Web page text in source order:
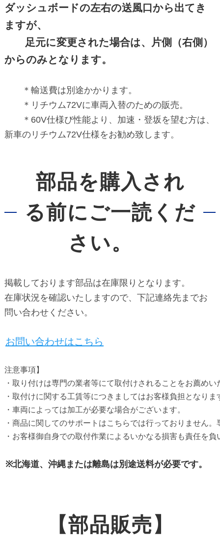
ダッシュボードの左右の送風口から出てき
ますが、
足元に変更された場合は、片側（右側）
からのみとなります。
＊輸送費は別途かかります。
＊リチウム72Vに車両入替のための販売。
＊60V仕様び性能より、加速・登坂を望む方は、
新車のリチウム72V仕様をお勧め致します。
部品を購入され
る前にご一読くだ
さい。
掲載しております部品は在庫限りとなります。
在庫状況を確認いたしますので、下記連絡先までお
問い合わせください。
お問い合わせはこちら
注意事項】
・取り付けは専門の業者等にて取付けされることをお薦めい
・取付けに関する工賃等につきましてはお客様負担となりま
・車両によっては加工が必要な場合がございます。
・商品に関してのサポートはこちらでは行っておりません
・お客様御自身での取付作業によるいかなる損害も責任を
※北海道、沖縄または離島は別途送料が必要です。
【部品販売】